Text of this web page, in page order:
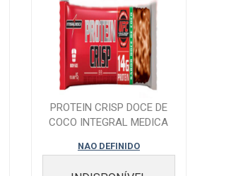
PROTEIN CRISP DOCE DE
COCO INTEGRAL MEDICA
NAO DEFINIDO